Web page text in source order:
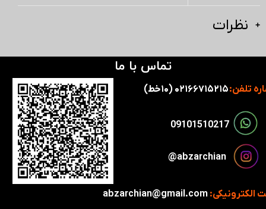
نظرات
تماس با ما
تلفن:
الکترونیکی: abzarchian@gmail.com
​​09101510217​​​​​​​
​​​abzarchian@